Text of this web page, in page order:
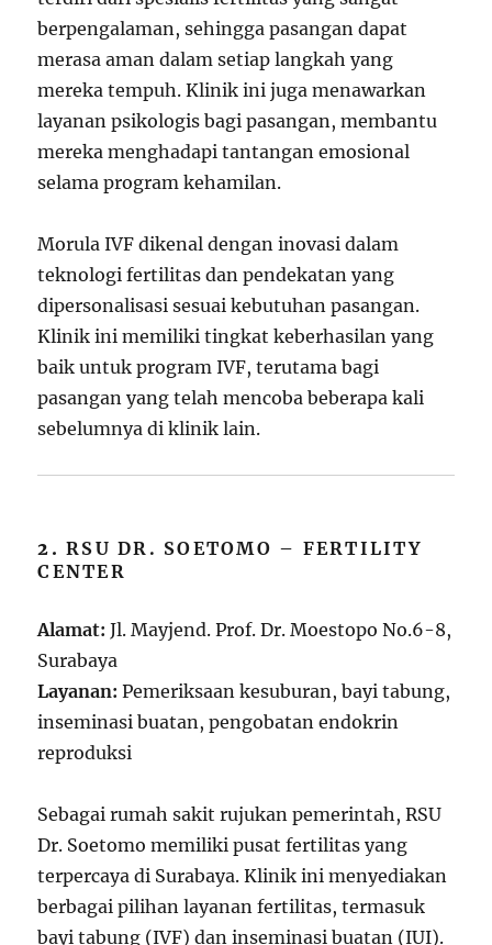
berpengalaman, sehingga pasangan dapat
merasa aman dalam setiap langkah yang
mereka tempuh. Klinik ini juga menawarkan
layanan psikologis bagi pasangan, membantu
mereka menghadapi tantangan emosional
selama program kehamilan.
Morula IVF dikenal dengan inovasi dalam
teknologi fertilitas dan pendekatan yang
dipersonalisasi sesuai kebutuhan pasangan.
Klinik ini memiliki tingkat keberhasilan yang
baik untuk program IVF, terutama bagi
pasangan yang telah mencoba beberapa kali
sebelumnya di klinik lain.
2.RSU DR. SOETOMO – FERTILITY
CENTER
Alamat: Jl. Mayjend. Prof. Dr. Moestopo No.6-8,
Surabaya
Layanan: Pemeriksaan kesuburan, bayi tabung,
inseminasi buatan, pengobatan endokrin
reproduksi
Sebagai rumah sakit rujukan pemerintah, RSU
Dr. Soetomo memiliki pusat fertilitas yang
terpercaya di Surabaya. Klinik ini menyediakan
berbagai pilihan layanan fertilitas, termasuk
bayi tabung (IVF) dan inseminasi buatan (IUI).